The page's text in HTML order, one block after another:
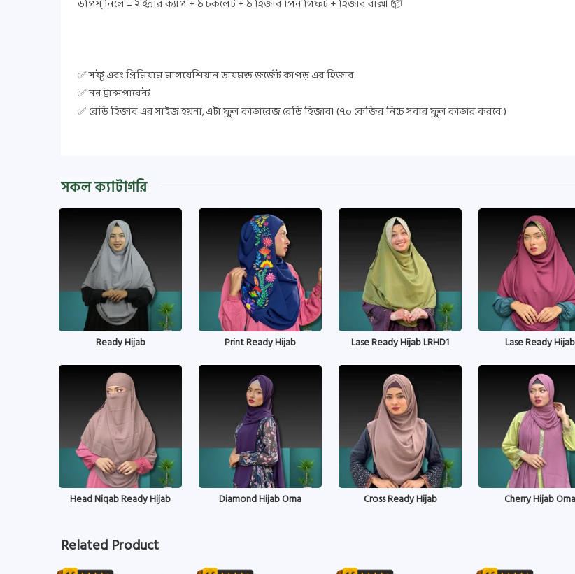
৬পিস্ নিলে = ২ ইন্নার ক্যাপ + ১ চকলেট + ১ হিজাব পিন গিফট + হিজাব বাক্স। 📦
✅ সফ্ট এবং প্রিমিয়াম মালয়েশিয়ান ডায়মন্ড জর্জেট কাপড় এর হিজাব।
✅ নন ট্রান্সপারেন্ট
✅ রেডি হিজাব এর সাইজ হয়না, এটা ফুল কাভারেজ রেডি হিজাব। (৭০ কেজির নিচে সবার ফুল কাভার করবে )
সকল ক্যাটাগরি
Ready Hijab Print Ready Hijab Lase Ready Hijab LRHD1 Lase Ready Hijab
Head Niqab Ready Hijab Diamond Hijab Orna Cross Ready Hijab Cherry Hijab Orna
Related Product